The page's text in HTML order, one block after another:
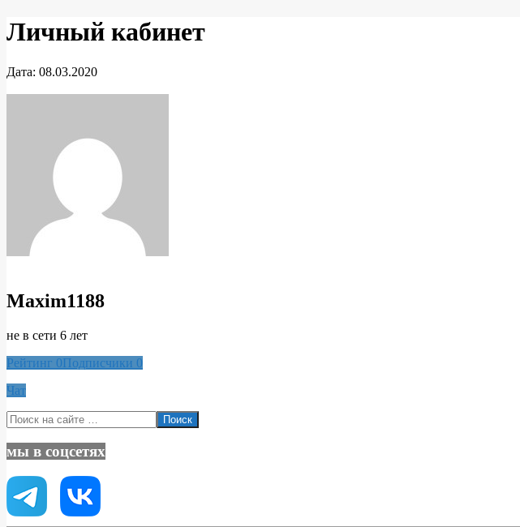
Личный кабинет
Дата: 08.03.2020
Maxim1188
не в сети 6 лет
Рейтинг 0Подписчики 0
Чат
2020-
03-
08
Поиск
мы в соцсетях